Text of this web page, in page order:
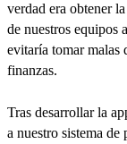
verdad era obtener
de nuestros equipos
evitaría tomar malas
finanzas.
Tras desarrollar la
a nuestro sistema